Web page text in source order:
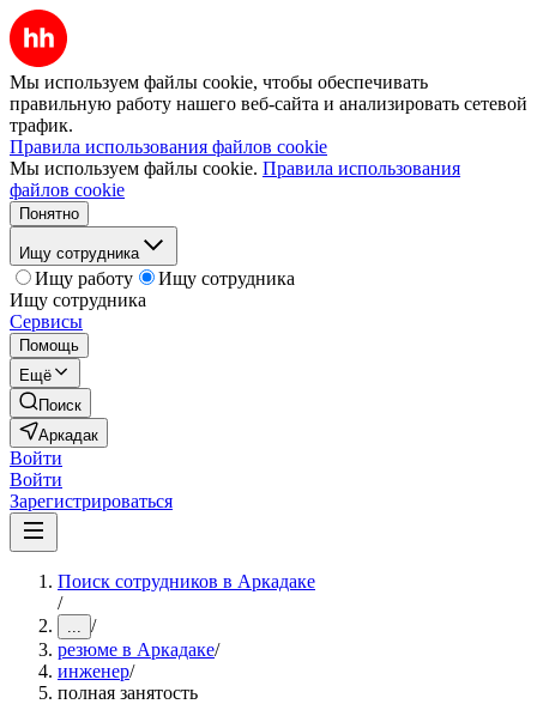
Мы используем файлы cookie, чтобы обеспечивать
правильную работу нашего веб-сайта и анализировать сетевой
трафик.
Правила использования файлов cookie
Мы используем файлы cookie. Правила использования
файлов cookie
Понятно
Ищу сотрудника
Ищу работу
Ищу сотрудника
Ищу сотрудника
Сервисы
Помощь
Ещё
Поиск
Аркадак
Войти
Войти
Зарегистрироваться
Поиск сотрудников в Аркадаке
/
... /
резюме в Аркадаке/
инженер/
полная занятость